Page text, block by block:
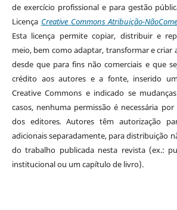
de exercício profissional e para gestão
Licença Creative Commons Atribuição-
Esta licença permite copiar, distribuir e
meio, bem como adaptar, transformar e criar
desde que para fins não comerciais e que
crédito aos autores e a fonte, inserido
Creative Commons e indicado se
casos, nenhuma permissão é necessária
dos editores.Autores têm autorização
adicionais separadamente, para distribuição
do trabalho publicada nesta revista (ex.:
institucional ou um capítulo de livro).